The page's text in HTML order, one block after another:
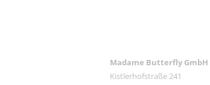
Madame Butterfly GmbH
Kistlerhofstraße 241